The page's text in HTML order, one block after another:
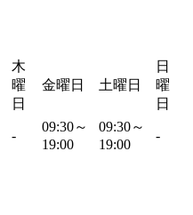
木
曜
日
金曜日 土曜日
日
曜
日
-
09:30～
19:00
09:30～
19:00
-